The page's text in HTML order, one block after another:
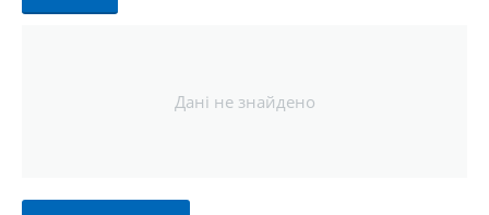
Дані не знайдено